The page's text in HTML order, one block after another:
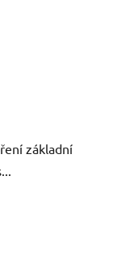
základní